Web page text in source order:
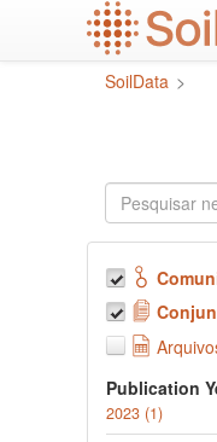
SoilData >
Publication
2023 (1)